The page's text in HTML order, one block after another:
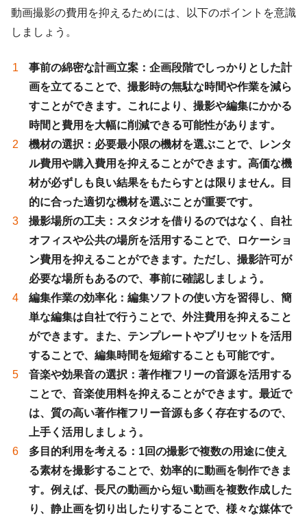
動画撮影の費用を抑えるためには、以下のポイントを意識
しましょう。
事前の綿密な計画立案：企画段階でしっかりとした計
画を立てることで、撮影時の無駄な時間や作業を減ら
すことができます。これにより、撮影や編集にかかる
時間と費用を大幅に削減できる可能性があります。
機材の選択 ：必要最小限の機材を選ぶことで、レンタ
ル費用や購入費用を抑えることができます。高価な機
材が必ずしも良い結果をもたらすとは限りません。目
的に合った適切な機材を選ぶことが重要です。
撮影場所の工夫：スタジオを借りるのではなく、自社
オフィスや公共の場所を活用することで、ロケーショ
ン費用を抑えることができます。ただし、撮影許可が
必要な場所もあるので、事前に確認しましょう。
編集作業の効率化：編集ソフトの使い方を習得し、簡
単な編集は自社で行うことで、外注費用を抑えること
ができます。また、テンプレートやプリセットを活用
することで、編集時間を短縮することも可能です。
音楽や効果音の選択 ：著作権フリーの音源を活用する
ことで、音楽使用料を抑えることができます。最近で
は、質の高い著作権フリー音源も多く存在するので、
上手く活用しましょう。
多目的利用を考える ：1回の撮影で複数の用途に使え
る素材を撮影することで、効率的に動画を制作できま
す。例えば、長尺の動画から短い動画を複数作成した
り、静止画を切り出したりすることで、様々な媒体で